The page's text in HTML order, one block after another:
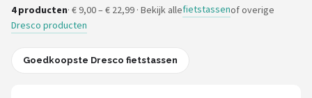
Merken
Blog
4 producten· € 9,00 – € 22,99 · Bekijk allefietstassenof overige
Dresco producten
Goedkoopste Dresco fietstassen